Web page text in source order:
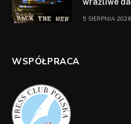
5 SIERPNIA 2026
WSPÓŁPRACA